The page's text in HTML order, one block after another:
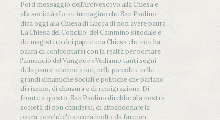
Poi il messaggio dell’Arcivescovo alla Chiesa e
alla società:«Io mi immagino che San Paolino
dica oggi alla Chiesa di Lucca di non avere paura.
La Chiesa del Concilio, del Cammino sinodale e
del magistero dei papi è una Chiesa che non ha
paura di confrontarsi con la realtà per portare
l'annuncio del Vangelo».«Vediamo tanti segni
della paura intorno a noi, nelle piccole e nelle
grandi dinamiche sociali e politiche che parlano
di riarmo, di chiusura e di remigrazione. Di
fronte a questo, San Paolino direbbe alla nostra
società di non chiudersi, di abbandonare la
paura, perché c'è ancora molto da fare per